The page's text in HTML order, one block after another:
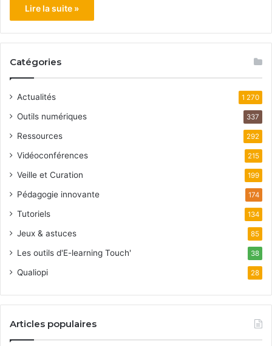
Lire la suite »
Catégories
Actualités 1 270
Outils numériques 337
Ressources 292
Vidéoconférences 215
Veille et Curation 199
Pédagogie innovante 174
Tutoriels 134
Jeux & astuces 85
Les outils d'E-learning Touch' 38
Qualiopi 28
Articles populaires